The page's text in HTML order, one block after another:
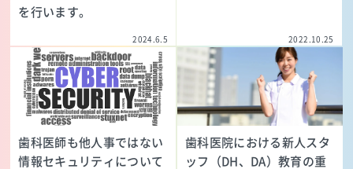
を行います。
2024.6.5 2022.10.25
歯科医師も他人事ではない
情報セキュリティについて
歯科医院における新人スタ
ッフ（DH、DA）教育の重